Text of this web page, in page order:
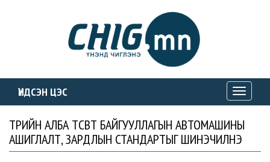
ҮНДСЭН ЦЭС
Toggle
ТӨРИЙН АЛБА ТӨСӨВТ БАЙГУУЛЛАГЫН АВТОМАШИНЫ
АШИГЛАЛТ, ЗАРДЛЫН СТАНДАРТЫГ ШИНЭЧИЛНЭ